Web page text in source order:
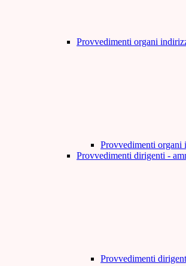
Provvedimenti organi
Provvedimenti
Provvedimenti dirigenti -
Provvedimenti